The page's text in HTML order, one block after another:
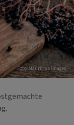
Foto: Mauritius Images